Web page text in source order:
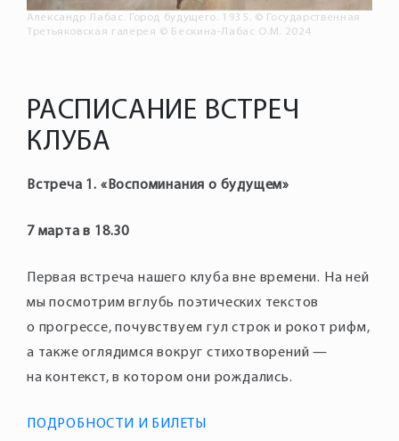
Александр Лабас. Город будущего. 1935. © Государственная
Третьяковская галерея © Бескина-Лабас О.М. 2024
РАСПИСАНИЕ ВСТРЕЧ
КЛУБА
Встреча 1. «Воспоминания о будущем»
7 марта в 18.30
Первая встреча нашего клуба вне времени. На ней
мы посмотрим вглубь поэтических текстов
о прогрессе, почувствуем гул строк и рокот рифм,
а также оглядимся вокруг стихотворений —
на контекст, в котором они рождались.
ПОДРОБНОСТИ И БИЛЕТЫ